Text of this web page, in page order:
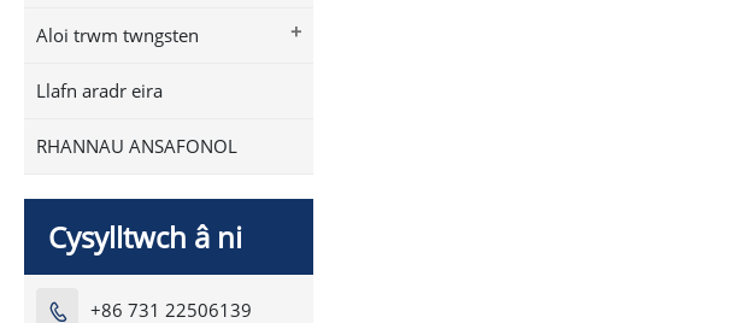
+
Aloi trwm twngsten
Llafn aradr eira
RHANNAU ANSAFONOL
Cysylltwch â ni
 +86 731 22506139